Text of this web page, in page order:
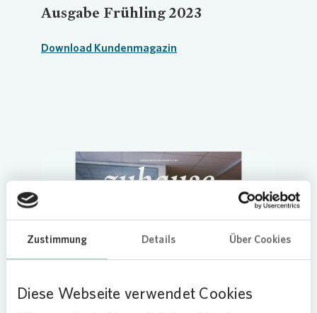
Zustimmung Details Über Cookies
Diese Webseite verwendet Cookies
Ausgabe Frühling 2023
Download Kundenmagazin